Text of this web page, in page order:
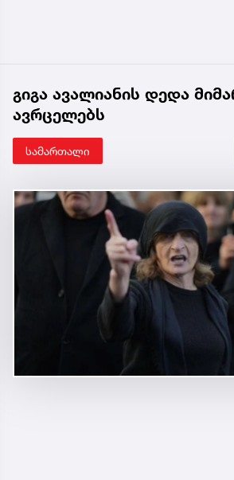
გიგა ავალიანის დედა
ავრცელებს
სამართალი